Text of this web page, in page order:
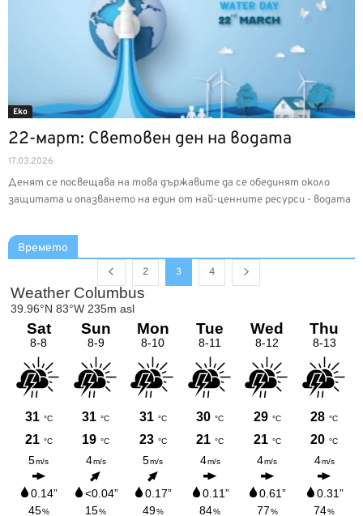
Еко
22-март: Световен ден на водата
17.03.2026
Денят се посвещава на това държавите да се обединят около
защитата и опазването на един от най-ценните ресурси - водата
2 3 4
Времето